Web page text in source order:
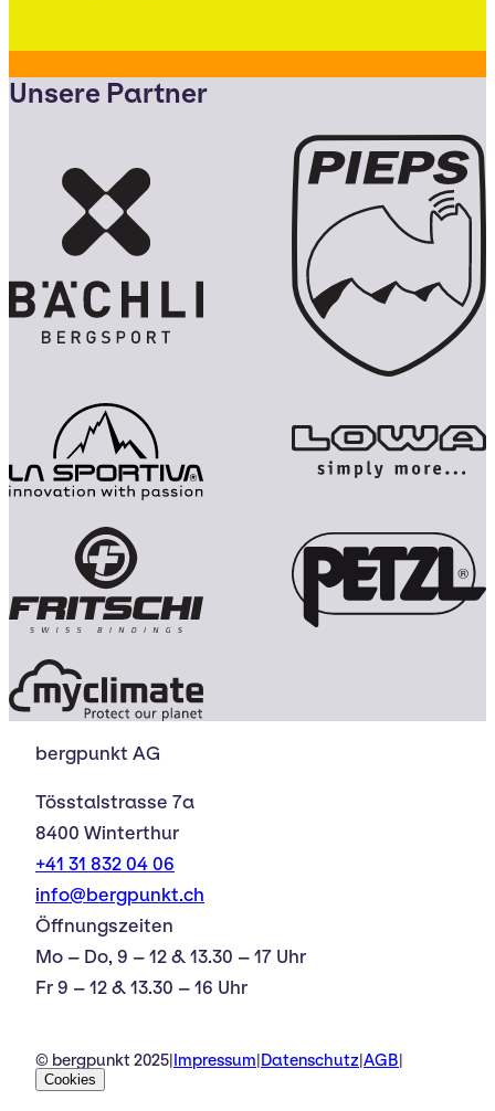
Unsere Partner
bergpunkt AG
Tösstalstrasse 7a
8400 Winterthur
+41 31 832 04 06
info@bergpunkt.ch
Öffnungszeiten
Mo – Do, 9 – 12 & 13.30 – 17 Uhr
Fr 9 – 12 & 13.30 – 16 Uhr
© bergpunkt 2025 Impressum Datenschutz AGB
Cookies